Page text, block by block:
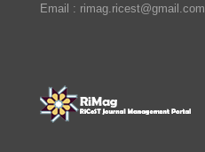
Email : rimag.ricest@gmail.com